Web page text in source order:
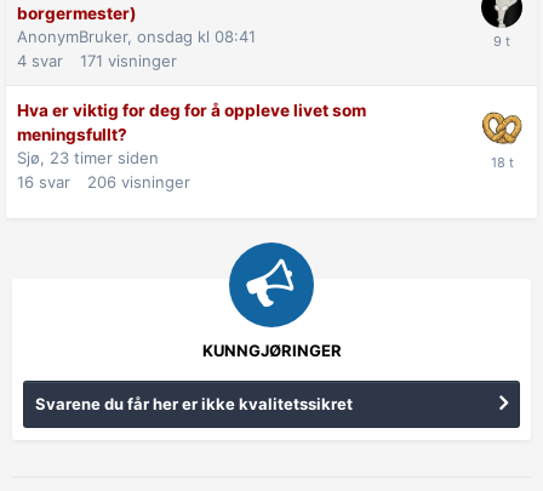
borgermester)
AnonymBruker, onsdag kl 08:41
4 svar 171 visninger
Hva er viktig for deg for å oppleve livet som
meningsfullt?
Sjø, 23 timer siden
16 svar 206 visninger
KUNNGJØRINGER
Svarene du får her er ikke kvalitetssikret